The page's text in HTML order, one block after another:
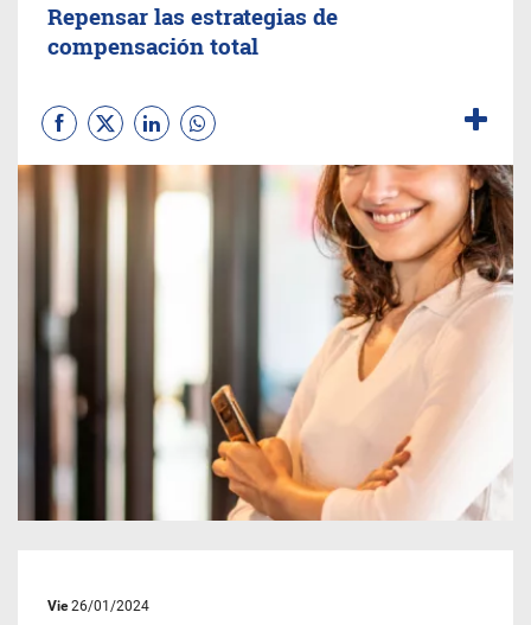
Repensar las estrategias de
compensación total
Vie26/01/2024